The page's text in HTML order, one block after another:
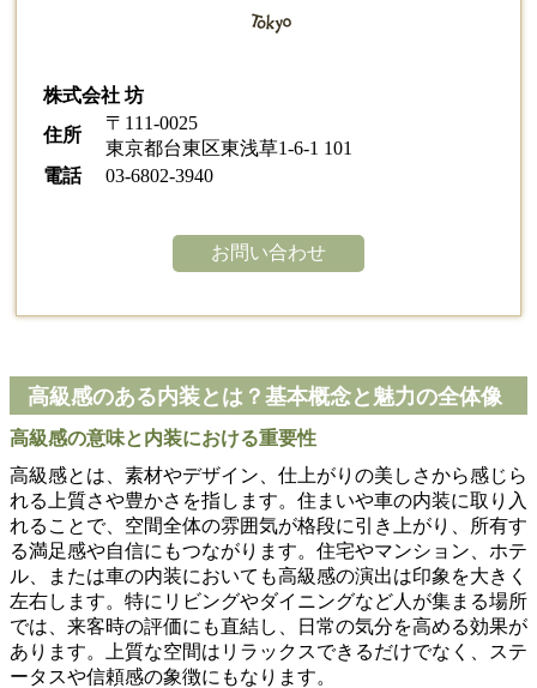
株式会社 坊
住所
〒111-0025
東京都台東区東浅草1-6-1 101
電話
03-6802-3940
お問い合わせ
高級感のある内装とは？基本概念と魅力の全体像
高級感の意味と内装における重要性
高級感とは、素材やデザイン、仕上がりの美しさから感じら
れる上質さや豊かさを指します。住まいや車の内装に取り入
れることで、空間全体の雰囲気が格段に引き上がり、所有す
る満足感や自信にもつながります。住宅やマンション、ホテ
ル、または車の内装においても高級感の演出は印象を大きく
左右します。特にリビングやダイニングなど人が集まる場所
では、来客時の評価にも直結し、日常の気分を高める効果が
あります。上質な空間はリラックスできるだけでなく、ステ
ータスや信頼感の象徴にもなります。